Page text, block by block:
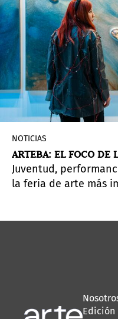
NOTICIAS
ARTEBA: EL FOCO DE
Juventud,
la feria de arte más
Edición